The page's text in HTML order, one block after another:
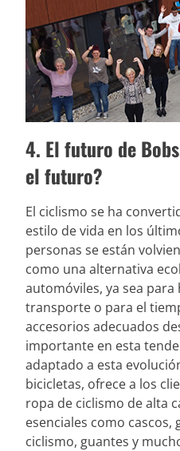
4. El futuro de
el futuro?
El ciclismo se ha
estilo de vida en los
personas se están
como una alternativa
automóviles, ya sea
transporte o para el
accesorios adecuados
importante en esta
adaptado a esta
bicicletas, ofrece a los
ropa de ciclismo de alta
esenciales como cascos,
ciclismo, guantes y